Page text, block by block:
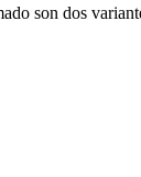
son dos